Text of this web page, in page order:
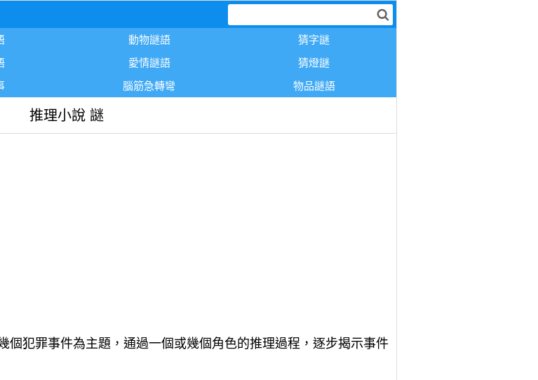
動物謎語
猜字謎
愛情謎語
猜燈謎
腦筋急轉彎 物品謎語
推理小說 謎
個犯罪事件為主題，通過一個或幾個角色的推理過程，逐步揭示事件